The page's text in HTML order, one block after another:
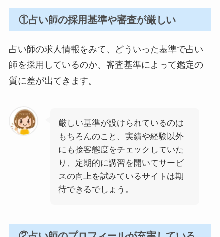
①占い師の採用基準や審査が厳しい
占い師の求人情報をみて、どういった基準で占い
師を採用しているのか、審査基準によって鑑定の
質に差が出てきます。
厳しい基準が設けられているのは
もちろんのこと、実績や経験以外
にも接客態度をチェックしていた
り、定期的に講習を開いてサービ
スの向上を試みているサイトは期
待できるでしょう。